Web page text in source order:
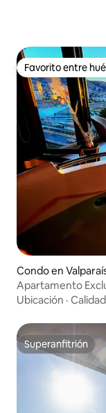
Favorito entre
Favorito entre
Condo en
Apartamento
Ubicación ·
Superanfitrión
Superanfitrión